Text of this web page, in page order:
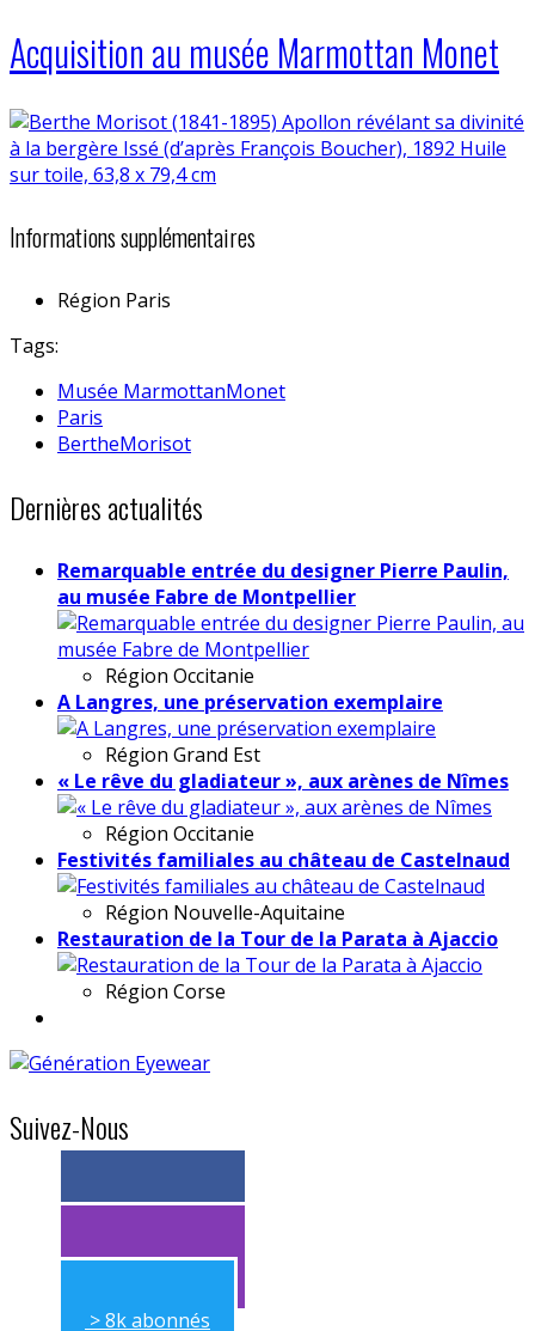
Acquisition au musée Marmottan Monet
Informations supplémentaires
Région Paris
Tags:
Musée MarmottanMonet
Paris
BertheMorisot
Dernières actualités
Remarquable entrée du designer Pierre Paulin,
au musée Fabre de Montpellier
Région Occitanie
A Langres, une préservation exemplaire
Région Grand Est
« Le rêve du gladiateur », aux arènes de Nîmes
Région Occitanie
Festivités familiales au château de Castelnaud
Région Nouvelle-Aquitaine
Restauration de la Tour de la Parata à Ajaccio
Région Corse
Suivez-Nous
> 11k abonnés
> 11k abonnés
> 8k abonnés